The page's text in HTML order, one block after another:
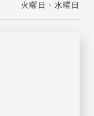
火曜日・水曜日